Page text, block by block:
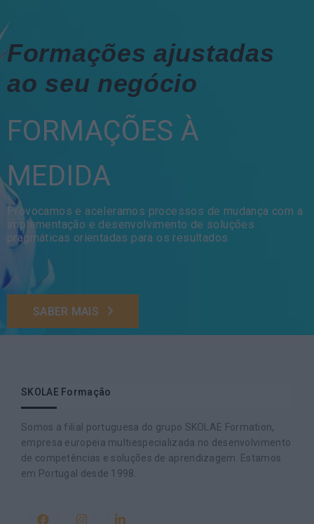
Formações ajustadas
ao seu negócio
FORMAÇÕES À
MEDIDA
Provocamos e aceleramos processos de mudança com a
implementação e desenvolvimento de soluções
pragmáticas orientadas para os resultados
SABER MAIS
SKOLAE Formação
Somos a filial portuguesa do grupo SKOLAE Formation,
empresa europeia multiespecializada no desenvolvimento
de competências e soluções de aprendizagem. Estamos
em Portugal desde 1998.